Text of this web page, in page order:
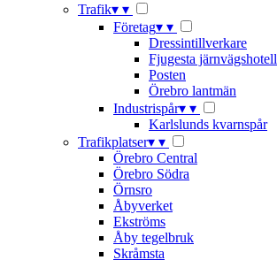
Trafik▾ ▾
Företag▾ ▾
Dressintillverkare
Fjugesta järnvägshotell
Posten
Örebro lantmän
Industrispår▾ ▾
Karlslunds kvarnspår
Trafikplatser▾ ▾
Örebro Central
Örebro Södra
Örnsro
Åbyverket
Ekströms
Åby tegelbruk
Skråmsta